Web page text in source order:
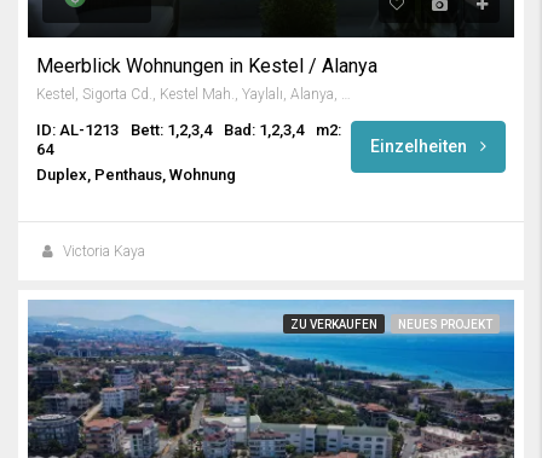
Meerblick Wohnungen in Kestel / Alanya
ID: AL-1213 Bett: 1,2,3,4 Bad: 1,2,3,4
m2:
64
Duplex, Penthaus, Wohnung
Einzelheiten
Victoria Kaya
ZU VERKAUFEN NEUES PROJEKT